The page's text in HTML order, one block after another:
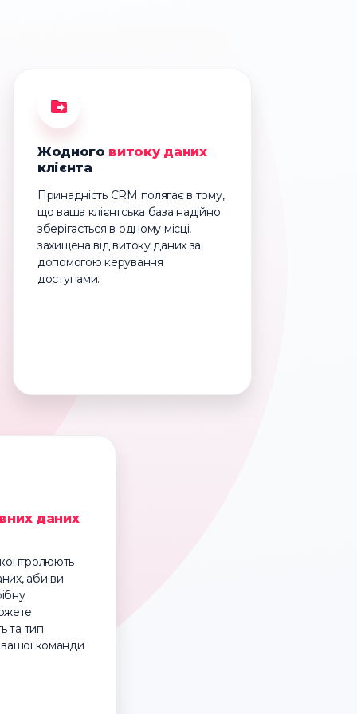
даних
контролюють
аби ви
та тип
команди
Жодного витоку даних
клієнта
Принадність CRM полягає в тому,
що ваша клієнтська база надійно
зберігається в одному місці,
захищена від витоку даних за
допомогою керування
доступами.